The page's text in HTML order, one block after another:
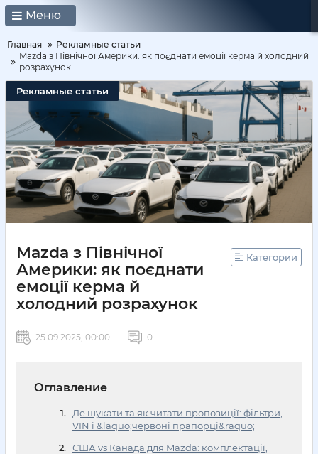
Меню
Главная
Рекламные статьи
Mazda з Північної Америки: як поєднати емоції керма й холодний
розрахунок
Рекламные статьи
Mazda з Північної
Америки: як поєднати
емоції керма й
холодний розрахунок
Категории
25 09 2025, 00:00 0
Оглавление
Де шукати та як читати пропозиції: фільтри,
VIN і &laquo;червоні прапорці&raquo;
США vs Канада для Mazda: комплектації,